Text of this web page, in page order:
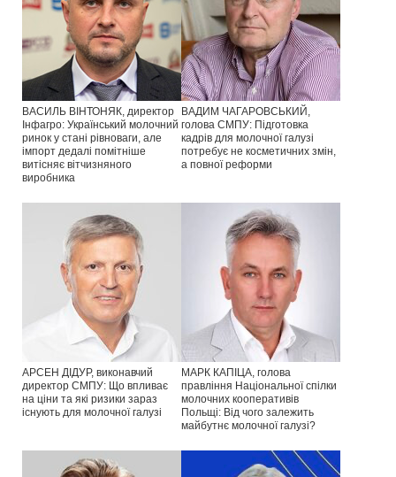
ВАСИЛЬ ВІНТОНЯК, директор
Інфагро: Український молочний
ринок у стані рівноваги, але
імпорт дедалі помітніше
витісняє вітчизняного
виробника
ВАДИМ ЧАГАРОВСЬКИЙ,
голова СМПУ: Підготовка
кадрів для молочної галузі
потребує не косметичних змін,
а повної реформи
АРСЕН ДІДУР, виконавчий
директор СМПУ: Що впливає
на ціни та які ризики зараз
існують для молочної галузі
МАРК КАПІЦА, голова
правління Національної спілки
молочних кооперативів
Польщі: Від чого залежить
майбутнє молочної галузі?